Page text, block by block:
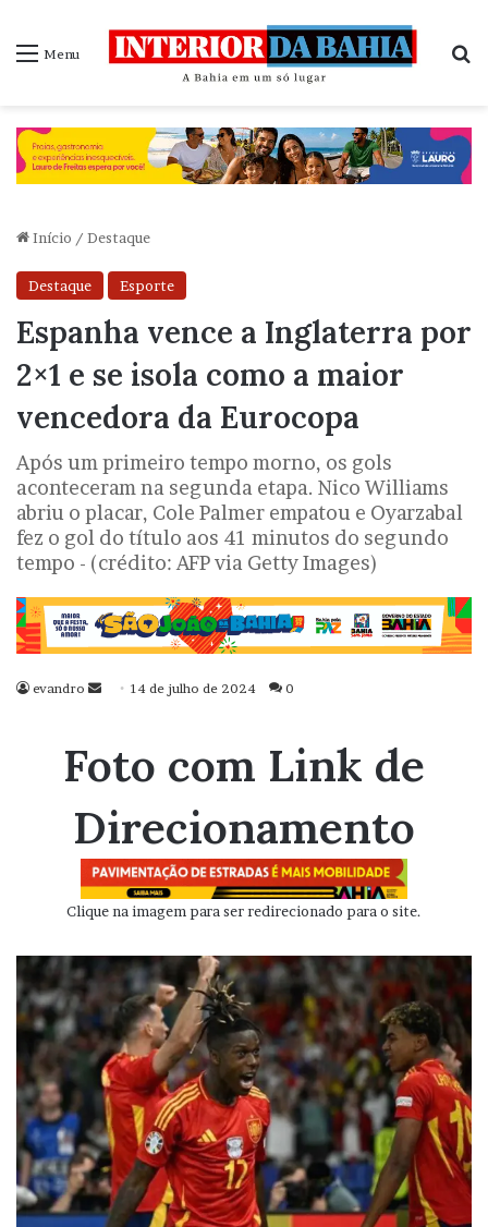
Menu
Início / Destaque
Destaque Esporte
Espanha vence a Inglaterra por
2×1 e se isola como a maior
vencedora da Eurocopa
Após um primeiro tempo morno, os gols
aconteceram na segunda etapa. Nico Williams
abriu o placar, Cole Palmer empatou e Oyarzabal
fez o gol do título aos 41 minutos do segundo
tempo - (crédito: AFP via Getty Images)
evandro
Mande
mail
14 de julho de 2024 0
Foto com Link de
Direcionamento
Clique na imagem para ser redirecionado para o site.